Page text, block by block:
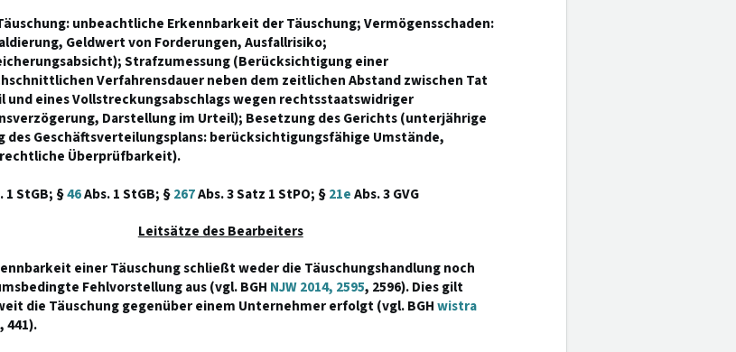
unbeachtliche Erkennbarkeit der Täuschung; Vermögensschaden:
Geldwert von Forderungen, Ausfallrisiko;
Strafzumessung (Berücksichtigung einer
Verfahrensdauer neben dem zeitlichen Abstand zwischen Tat
und eines Vollstreckungsabschlags wegen rechtsstaatswidriger
Darstellung im Urteil); Besetzung des Gerichts (unterjährige
des Geschäftsverteilungsplans: berücksichtigungsfähige Umstände,
Überprüfbarkeit).
1 StGB; §46Abs. 1 StGB; §267Abs. 3 Satz 1 StPO; §21eAbs. 3 GVG
Leitsätze des Bearbeiters
einer Täuschung schließt weder die Täuschungshandlung noch
Fehlvorstellung aus (vgl. BGH NJW 2014, 2595, 2596). Dies gilt
die Täuschung gegenüber einem Unternehmer erfolgt (vgl. BGHwistra
, 441).